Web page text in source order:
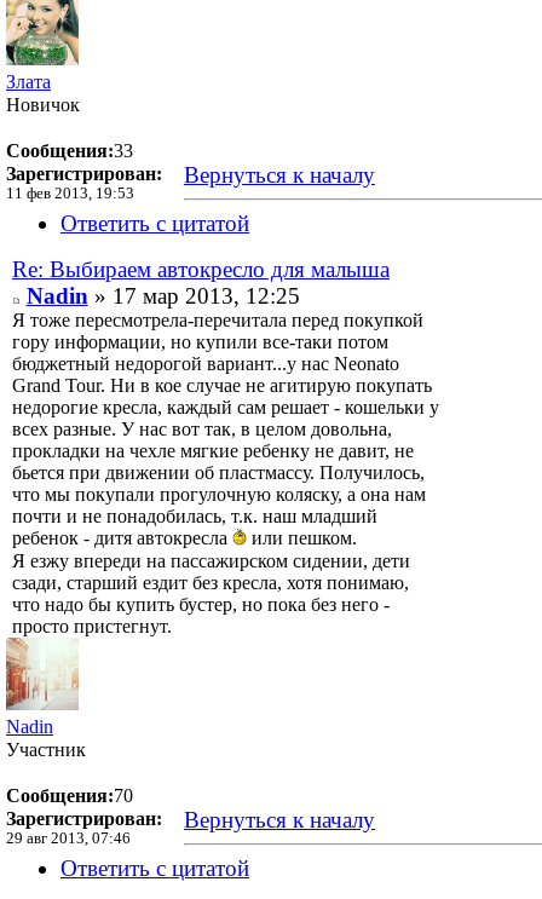
Злата
Новичок
Сообщения:33
Зарегистрирован:
11 фев 2013, 19:53
Вернуться к началу
Ответить с цитатой
Re: Выбираем автокресло для малыша
Nadin» 17 мар 2013, 12:25
Я тоже пересмотрела-перечитала перед покупкой
гору информации, но купили все-таки потом
бюджетный недорогой вариант...у нас Neonato
Grand Tour. Ни в кое случае не агитирую покупать
недорогие кресла, каждый сам решает - кошельки у
всех разные. У нас вот так, в целом довольна,
прокладки на чехле мягкие ребенку не давит, не
бьется при движении об пластмассу. Получилось,
что мы покупали прогулочную коляску, а она нам
почти и не понадобилась, т.к. наш младший
ребенок - дитя автокресла
или пешком.
Я езжу впереди на пассажирском сидении, дети
сзади, старший ездит без кресла, хотя понимаю,
что надо бы купить бустер, но пока без него -
просто пристегнут.
Nadin
Участник
Сообщения:70
Зарегистрирован:
29 авг 2013, 07:46
Вернуться к началу
Ответить с цитатой